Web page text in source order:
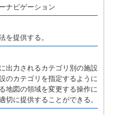
ナビゲーション
を提供する。
出力されるカテゴリ別の施設
のカテゴリを指定するように
地図の領域を変更する操作に
切に提供することができる。